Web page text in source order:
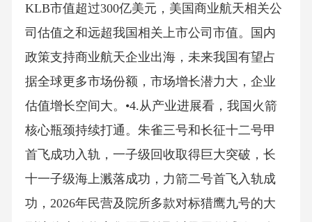
KLB市值超过300亿美元，美国商业航天相关公
司估值之和远超我国相关上市公司市值。国内
政策支持商业航天企业出海，未来我国有望占
据全球更多市场份额，市场增长潜力大，企业
估值增长空间大。•4.从产业进展看，我国火箭
核心瓶颈持续打通。朱雀三号和长征十二号甲
首飞成功入轨，一子级回收取得巨大突破，长
十一子级海上溅落成功，力箭二号首飞入轨成
功，2026年民营及院所多款对标猎鹰九号的大